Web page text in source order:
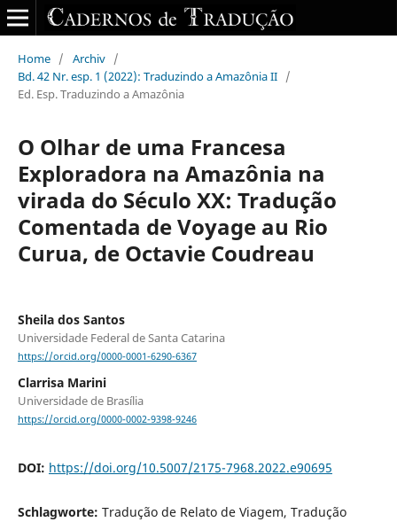
Home / Archiv /
Bd. 42 Nr. esp. 1 (2022): Traduzindo a Amazônia II /
Ed. Esp. Traduzindo a Amazônia
O Olhar de uma Francesa
Exploradora na Amazônia na
virada do Século XX: Tradução
Comentada de Voyage au Rio
Curua, de Octavie Coudreau
Sheila dos Santos
Universidade Federal de Santa Catarina
https://orcid.org/0000-0001-6290-6367
Clarrisa Marini
Universidade de Brasília
https://orcid.org/0000-0002-9398-9246
DOI: https://doi.org/10.5007/2175-7968.2022.e90695
Schlagworte: Tradução de Relato de Viagem, Tradução